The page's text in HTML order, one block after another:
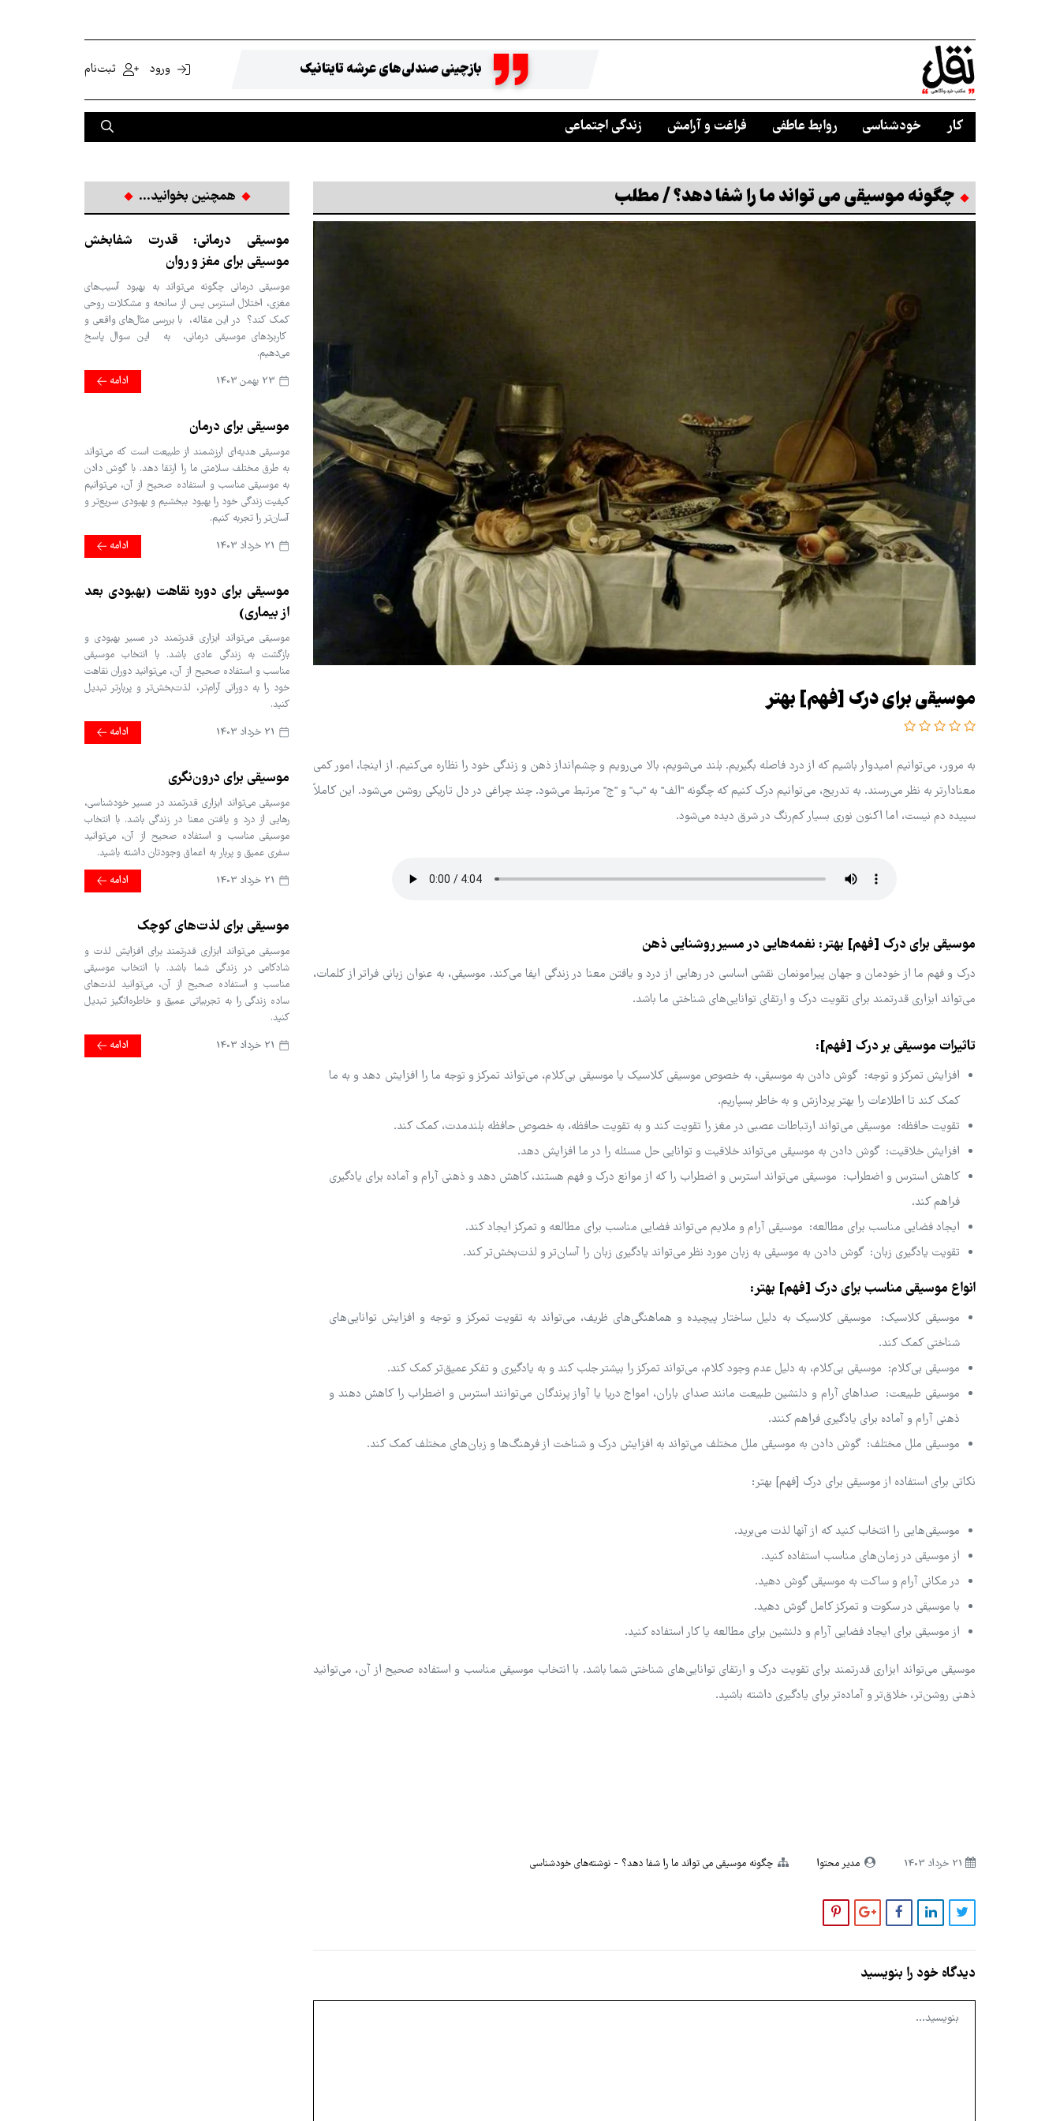
بازچینی صندلی‌های عرشه تایتانیک ورود ثبت‌نام
کار خودشناسی روابط عاطفی فراغت و آرامش زندگی اجتماعی
چگونه موسیقی می تواند ما را شفا دهد؟ / مطلب
موسیقی برای درک [فهم] بهتر
به مرور، می‌توانیم امیدوار باشیم که از درد فاصله بگیریم. بلند می‌شویم، بالا می‌رویم و چشم‌انداز ذهن و زندگی خود را نظاره می‌کنیم. از اینجا، امور کمی
معنادارتر به نظر می‌رسند. به تدریج، می‌توانیم درک کنیم که چگونه "الف" به "ب" و "ج" مرتبط می‌شود. چند چراغی در دل تاریکی روشن می‌شود. این کاملاً
سپیده دم نیست، اما اکنون نوری بسیار کم‌رنگ در شرق دیده می‌شود.
موسیقی برای درک [فهم] بهتر: نغمه‌هایی در مسیر روشنایی ذهن
درک و فهم ما از خودمان و جهان پیرامونمان نقشی اساسی در رهایی از درد و یافتن معنا در زندگی ایفا می‌کند. موسیقی، به عنوان زبانی فراتر از کلمات،
می‌تواند ابزاری قدرتمند برای تقویت درک و ارتقای توانایی‌های شناختی ما باشد.
تاثیرات موسیقی بر درک [فهم]:
افزایش تمرکز و توجه: گوش دادن به موسیقی، به خصوص موسیقی کلاسیک یا موسیقی بی‌کلام، می‌تواند تمرکز و توجه ما را افزایش دهد و به ما
کمک کند تا اطلاعات را بهتر پردازش و به خاطر بسپاریم.
تقویت حافظه: موسیقی می‌تواند ارتباطات عصبی در مغز را تقویت کند و به تقویت حافظه، به خصوص حافظه بلندمدت، کمک کند.
افزایش خلاقیت: گوش دادن به موسیقی می‌تواند خلاقیت و توانایی حل مسئله را در ما افزایش دهد.
کاهش استرس و اضطراب: موسیقی می‌تواند استرس و اضطراب را که از موانع درک و فهم هستند، کاهش دهد و ذهنی آرام و آماده برای یادگیری
فراهم کند.
ایجاد فضایی مناسب برای مطالعه: موسیقی آرام و ملایم می‌تواند فضایی مناسب برای مطالعه و تمرکز ایجاد کند.
تقویت یادگیری زبان: گوش دادن به موسیقی به زبان مورد نظر می‌تواند یادگیری زبان را آسان‌تر و لذت‌بخش‌تر کند.
انواع موسیقی مناسب برای درک [فهم] بهتر:
موسیقی کلاسیک: موسیقی کلاسیک به دلیل ساختار پیچیده و هماهنگی‌های ظریف، می‌تواند به تقویت تمرکز و توجه و افزایش توانایی‌های
شناختی کمک کند.
موسیقی بی‌کلام: موسیقی بی‌کلام، به دلیل عدم وجود کلام، می‌تواند تمرکز را بیشتر جلب کند و به یادگیری و تفکر عمیق‌تر کمک کند.
موسیقی طبیعت: صداهای آرام و دلنشین طبیعت مانند صدای باران، امواج دریا یا آواز پرندگان می‌توانند استرس و اضطراب را کاهش دهند و
ذهنی آرام و آماده برای یادگیری فراهم کنند.
موسیقی ملل مختلف: گوش دادن به موسیقی ملل مختلف می‌تواند به افزایش درک و شناخت از فرهنگ‌ها و زبان‌های مختلف کمک کند.
نکاتی برای استفاده از موسیقی برای درک [فهم] بهتر:
موسیقی‌هایی را انتخاب کنید که از آنها لذت می‌برید.
از موسیقی در زمان‌های مناسب استفاده کنید.
در مکانی آرام و ساکت به موسیقی گوش دهید.
با موسیقی در سکوت و تمرکز کامل گوش دهید.
از موسیقی برای ایجاد فضایی آرام و دلنشین برای مطالعه یا کار استفاده کنید.
موسیقی می‌تواند ابزاری قدرتمند برای تقویت درک و ارتقای توانایی‌های شناختی شما باشد. با انتخاب موسیقی مناسب و استفاده صحیح از آن، می‌توانید
ذهنی روشن‌تر، خلاق‌تر و آماده‌تر برای یادگیری داشته باشید.
مدیر محتوا چگونه موسیقی می تواند ما را شفا دهد؟ نوشته‌های خودشناسی
دیدگاه خود را بنویسید
همچنین بخوانید...
موسیقی درمانی: قدرت شفابخش
موسیقی برای مغز و روان
موسیقی درمانی چگونه می‌تواند به بهبود آسیب‌های
مغزی، اختلال استرس پس از سانحه و مشکلات روحی
کمک کند؟ در این مقاله، با بررسی مثال‌های واقعی و
کاربردهای موسیقی درمانی، به این سوال پاسخ
می‌دهیم.
ادامه
موسیقی برای درمان
موسیقی هدیه‌ای ارزشمند از طبیعت است که می‌تواند
به طرق مختلف سلامتی ما را ارتقا دهد. با گوش دادن
به موسیقی مناسب و استفاده صحیح از آن، می‌توانیم
کیفیت زندگی خود را بهبود ببخشیم و بهبودی سریع‌تر و
آسان‌تر را تجربه کنیم.
ادامه
موسیقی برای دوره نقاهت (بهبودی بعد
از بیماری)
موسیقی می‌تواند ابزاری قدرتمند در مسیر بهبودی و
بازگشت به زندگی عادی باشد. با انتخاب موسیقی
مناسب و استفاده صحیح از آن، می‌توانید دوران نقاهت
خود را به دورانی آرام‌تر، لذت‌بخش‌تر و پربارتر تبدیل
کنید.
ادامه
موسیقی برای درون‌نگری
موسیقی می‌تواند ابزاری قدرتمند در مسیر خودشناسی،
رهایی از درد و یافتن معنا در زندگی باشد. با انتخاب
موسیقی مناسب و استفاده صحیح از آن، می‌توانید
سفری عمیق و پربار به اعماق وجودتان داشته باشید.
ادامه
موسیقی برای لذت‌های کوچک
موسیقی می‌تواند ابزاری قدرتمند برای افزایش لذت و
شادکامی در زندگی شما باشد. با انتخاب موسیقی
مناسب و استفاده صحیح از آن، می‌توانید لذت‌های
ساده زندگی را به تجربیاتی عمیق و خاطره‌انگیز تبدیل
کنید.
ادامه